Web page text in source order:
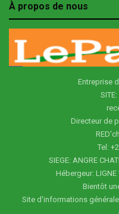
À propos de nous
Entreprise
Directeur de
Tel:
SIEGE: ANGRE
Hébergeur: LIGNE
Bientôt
Site d'informations